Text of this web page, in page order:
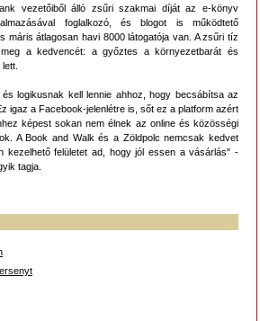
vezetőiből álló zsűri szakmai díját az e-könyv
foglalkozó, és blogot is működtető
máris átlagosan havi 8000 látogatója van. A zsűri tíz
a kedvencét: a győztes a környezetbarát és
logikusnak kell lennie ahhoz, hogy becsábítsa az
igaz a Facebook-jelenlétre is, sőt ez a platform azért
képest sokan nem élnek az online és közösségi
A Book and Walk és a Zöldpolc nemcsak kedvet
kezelhető felületet ad, hogy jól essen a vásárlás" -
tagja.